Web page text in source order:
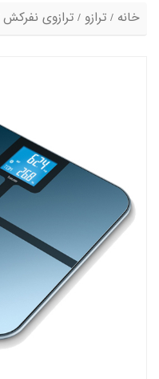
خانه /ترازو/ترازوی نفرکش